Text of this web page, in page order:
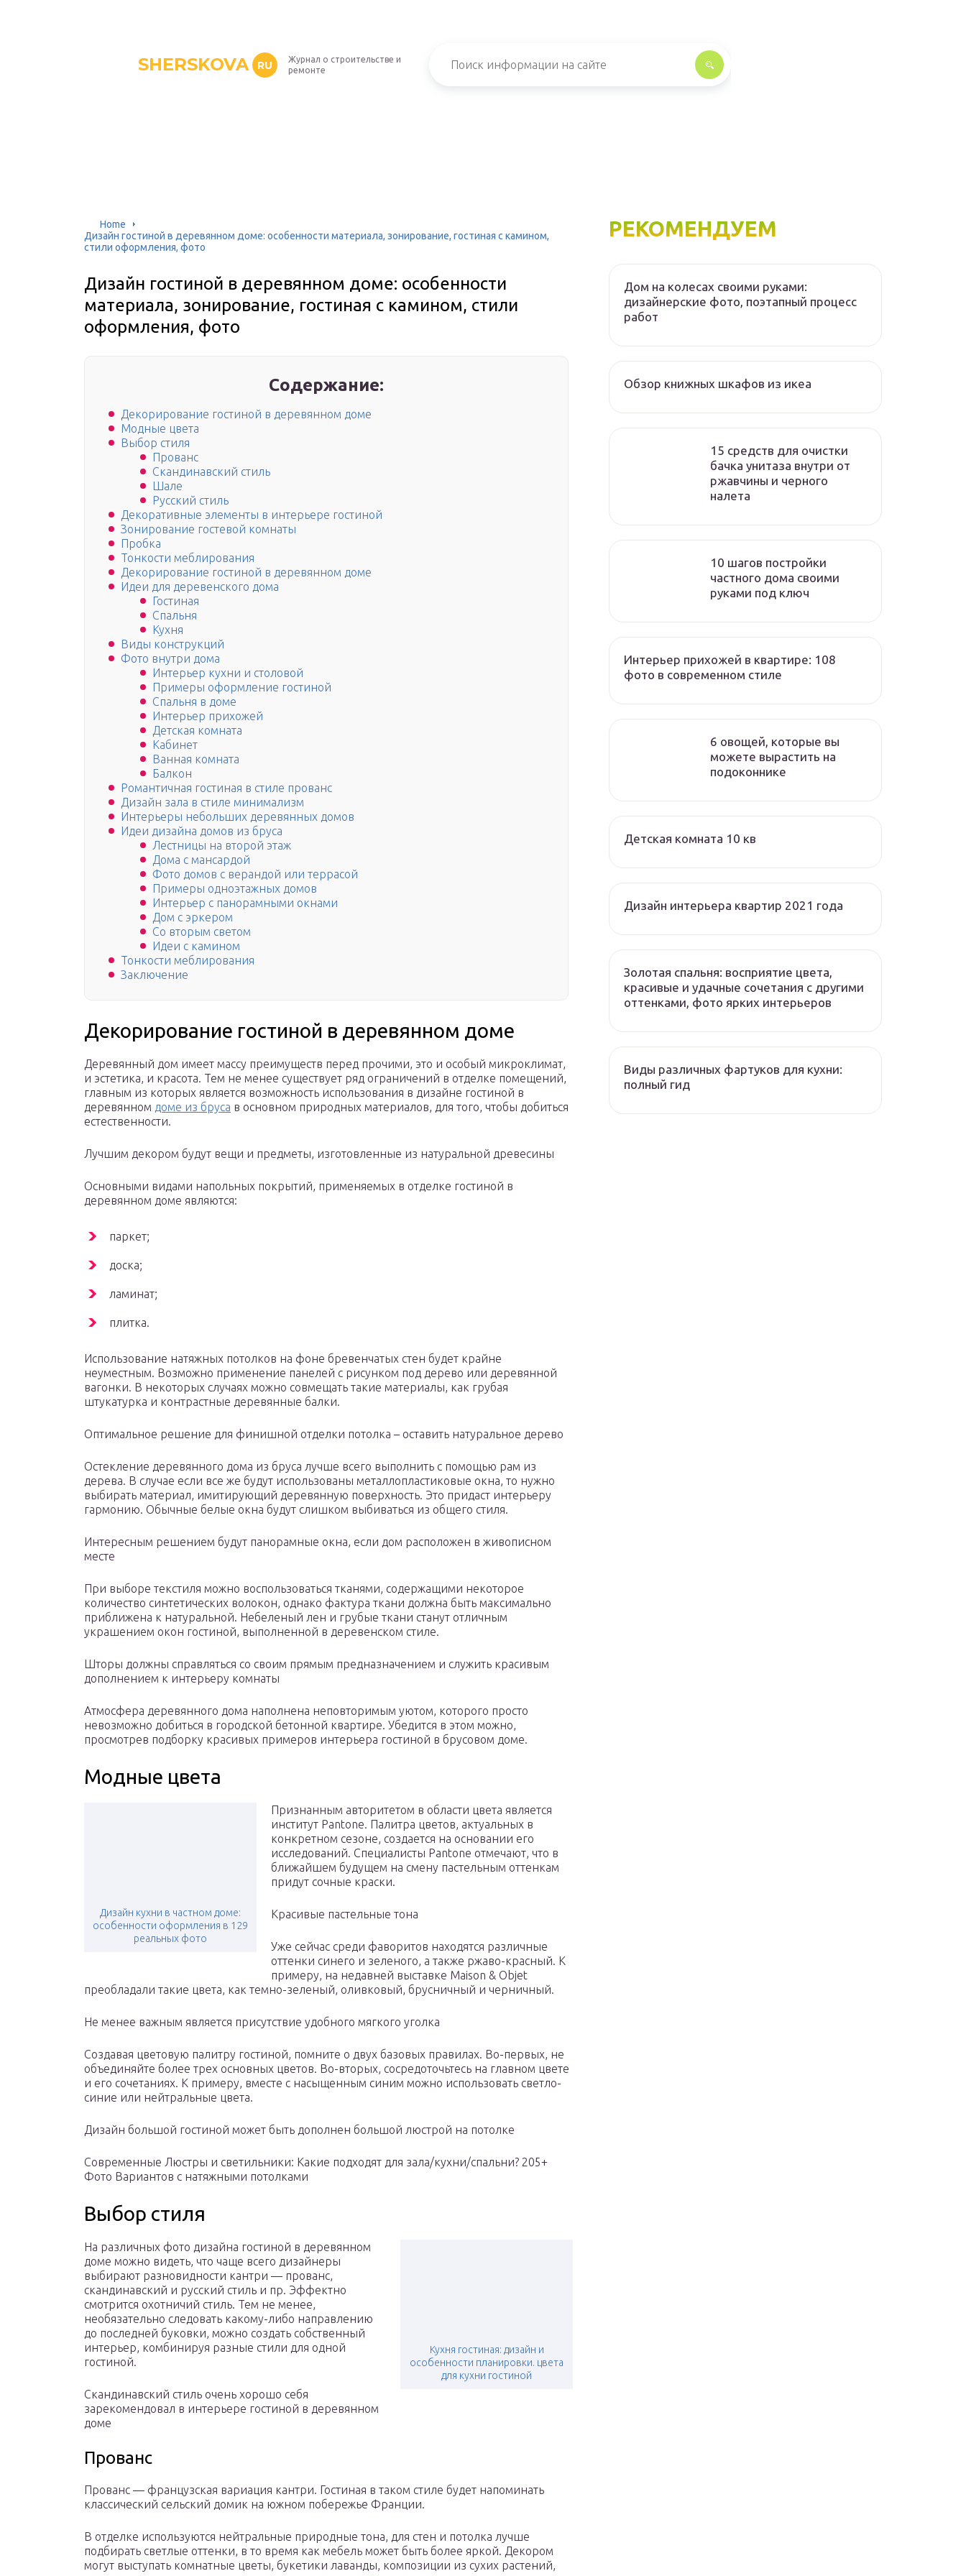
SHERSKOVA RU
Журнал о строительстве и
ремонте
Home
Дизайн гостиной в деревянном доме: особенности материала, зонирование, гостиная с камином,
стили оформления, фото
Дизайн гостиной в деревянном доме: особенности
материала, зонирование, гостиная с камином, стили
оформления, фото
Содержание:
Декорирование гостиной в деревянном доме
Модные цвета
Выбор стиля
Прованс
Скандинавский стиль
Шале
Русский стиль
Декоративные элементы в интерьере гостиной
Зонирование гостевой комнаты
Пробка
Тонкости меблирования
Декорирование гостиной в деревянном доме
Идеи для деревенского дома
Гостиная
Спальня
Кухня
Виды конструкций
Фото внутри дома
Интерьер кухни и столовой
Примеры оформление гостиной
Спальня в доме
Интерьер прихожей
Детская комната
Кабинет
Ванная комната
Балкон
Романтичная гостиная в стиле прованс
Дизайн зала в стиле минимализм
Интерьеры небольших деревянных домов
Идеи дизайна домов из бруса
Лестницы на второй этаж
Дома с мансардой
Фото домов с верандой или террасой
Примеры одноэтажных домов
Интерьер с панорамными окнами
Дом с эркером
Со вторым светом
Идеи с камином
Тонкости меблирования
Заключение
Декорирование гостиной в деревянном доме
Деревянный дом имеет массу преимуществ перед прочими, это и особый микроклимат,
и эстетика, и красота. Тем не менее существует ряд ограничений в отделке помещений,
главным из которых является возможность использования в дизайне гостиной в
деревянном доме из бруса в основном природных материалов, для того, чтобы добиться
естественности.
Лучшим декором будут вещи и предметы, изготовленные из натуральной древесины
Основными видами напольных покрытий, применяемых в отделке гостиной в
деревянном доме являются:
паркет;
доска;
ламинат;
плитка.
Использование натяжных потолков на фоне бревенчатых стен будет крайне
неуместным. Возможно применение панелей с рисунком под дерево или деревянной
вагонки. В некоторых случаях можно совмещать такие материалы, как грубая
штукатурка и контрастные деревянные балки.
Оптимальное решение для финишной отделки потолка – оставить натуральное дерево
Остекление деревянного дома из бруса лучше всего выполнить с помощью рам из
дерева. В случае если все же будут использованы металлопластиковые окна, то нужно
выбирать материал, имитирующий деревянную поверхность. Это придаст интерьеру
гармонию. Обычные белые окна будут слишком выбиваться из общего стиля.
Интересным решением будут панорамные окна, если дом расположен в живописном
месте
При выборе текстиля можно воспользоваться тканями, содержащими некоторое
количество синтетических волокон, однако фактура ткани должна быть максимально
приближена к натуральной. Небеленый лен и грубые ткани станут отличным
украшением окон гостиной, выполненной в деревенском стиле.
Шторы должны справляться со своим прямым предназначением и служить красивым
дополнением к интерьеру комнаты
Атмосфера деревянного дома наполнена неповторимым уютом, которого просто
невозможно добиться в городской бетонной квартире. Убедится в этом можно,
просмотрев подборку красивых примеров интерьера гостиной в брусовом доме.
Модные цвета
Дизайн кухни в частном доме:
особенности оформления в 129
реальных фото
Признанным авторитетом в области цвета является
институт Pantone. Палитра цветов, актуальных в
конкретном сезоне, создается на основании его
исследований. Специалисты Pantone отмечают, что в
ближайшем будущем на смену пастельным оттенкам
придут сочные краски.
Красивые пастельные тона
Уже сейчас среди фаворитов находятся различные
оттенки синего и зеленого, а также ржаво-красный. К
примеру, на недавней выставке Мaison & Оbjet
преобладали такие цвета, как темно-зеленый, оливковый, брусничный и черничный.
Не менее важным является присутствие удобного мягкого уголка
Создавая цветовую палитру гостиной, помните о двух базовых правилах. Во-первых, не
объединяйте более трех основных цветов. Во-вторых, сосредоточьтесь на главном цвете
и его сочетаниях. К примеру, вместе с насыщенным синим можно использовать светло-
синие или нейтральные цвета.
Дизайн большой гостиной может быть дополнен большой люстрой на потолке
Современные Люстры и светильники: Какие подходят для зала/кухни/спальни? 205+
Фото Вариантов с натяжными потолками
Выбор стиля
Кухня гостиная: дизайн и
особенности планировки. цвета
для кухни гостиной
На различных фото дизайна гостиной в деревянном
доме можно видеть, что чаще всего дизайнеры
выбирают разновидности кантри — прованс,
скандинавский и русский стиль и пр. Эффектно
смотрится охотничий стиль. Тем не менее,
необязательно следовать какому-либо направлению
до последней буковки, можно создать собственный
интерьер, комбинируя разные стили для одной
гостиной.
Скандинавский стиль очень хорошо себя
зарекомендовал в интерьере гостиной в деревянном
доме
Прованс
Прованс — французская вариация кантри. Гостиная в таком стиле будет напоминать
классический сельский домик на южном побережье Франции.
В отделке используются нейтральные природные тона, для стен и потолка лучше
подбирать светлые оттенки, в то время как мебель может быть более яркой. Декором
могут выступать комнатные цветы, букетики лаванды, композиции из сухих растений,
РЕКОМЕНДУЕМ
Дом на колесах своими руками:
дизайнерские фото, поэтапный процесс
работ
Обзор книжных шкафов из икеа
15 средств для очистки
бачка унитаза внутри от
ржавчины и черного
налета
10 шагов постройки
частного дома своими
руками под ключ
Интерьер прихожей в квартире: 108
фото в современном стиле
6 овощей, которые вы
можете вырастить на
подоконнике
Детская комната 10 кв
Дизайн интерьера квартир 2021 года
Золотая спальня: восприятие цвета,
красивые и удачные сочетания с другими
оттенками, фото ярких интерьеров
Виды различных фартуков для кухни:
полный гид